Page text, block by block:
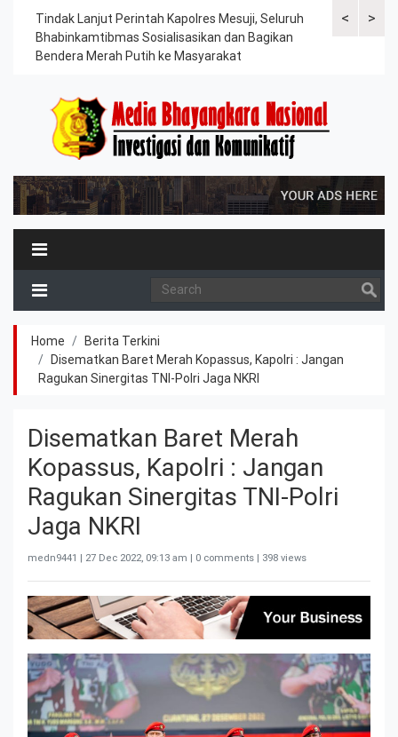
<
Tindak Lanjut Perintah Kapolres Mesuji, Seluruh
Bhabinkamtibmas Sosialisasikan dan Bagikan
Bendera Merah Putih ke Masyarakat
Sat Lantas
>
Home
Berita Terkini
Disematkan Baret Merah Kopassus, Kapolri : Jangan
Ragukan Sinergitas TNI-Polri Jaga NKRI
Disematkan Baret Merah
Kopassus, Kapolri : Jangan
Ragukan Sinergitas TNI-Polri
Jaga NKRI
medn9441 | 27 Dec 2022, 09:13 am | 0 comments | 398 views